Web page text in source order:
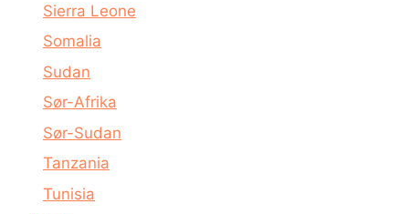
Sierra Leone
Somalia
Sudan
Sør-Afrika
Sør-Sudan
Tanzania
Tunisia